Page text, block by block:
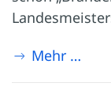
Mehr …